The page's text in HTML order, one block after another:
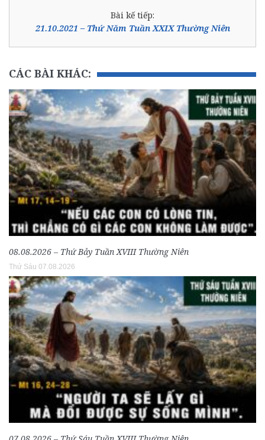
Bài kế tiếp:
21.10.2021 – Thứ Năm Tuần XXIX Thường Niên
CÁC BÀI KHÁC:
08.08.2026 – Thứ Bảy Tuần XVIII Thường Niên
Thứ Sáu 07.08.2026